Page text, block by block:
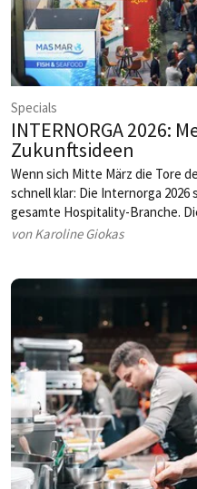
Specials
INTERNORGA 2026:
Zukunftsideen
Wenn sich Mitte März die Tore
schnell klar: Die Internorga
gesamte Hospitality-Branche.
nicht nur in der Fläche, sondern
frische Impulse – genau das,
von Karoline Giokas